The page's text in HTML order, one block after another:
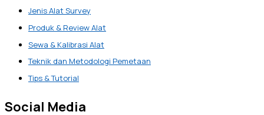
Jenis Alat Survey
Produk & Review Alat
Sewa & Kalibrasi Alat
Teknik dan Metodologi Pemetaan
Tips & Tutorial
Social Media